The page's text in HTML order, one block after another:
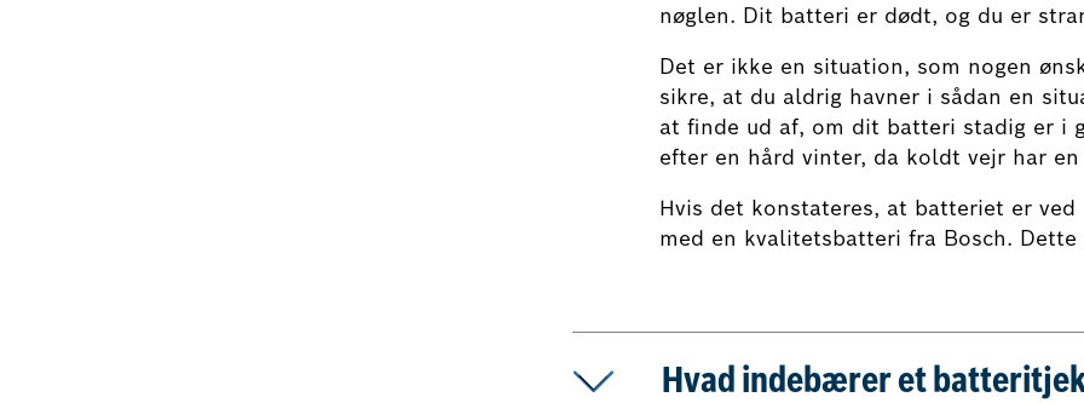
nøglen. Dit batteri er dødt, og du er
Det er ikke en situation, som nogen
sikre, at du aldrig havner i sådan en
at finde ud af, om dit batteri stadig er i
efter en hård vinter, da koldt vejr har
Hvis det konstateres, at batteriet er
med en kvalitetsbatteri fra Bosch.
Hvad indebærer et